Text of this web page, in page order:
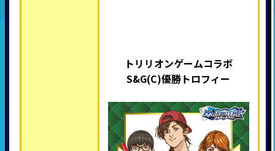
トリリオンゲームコラボ
S&G(C)優勝トロフィー